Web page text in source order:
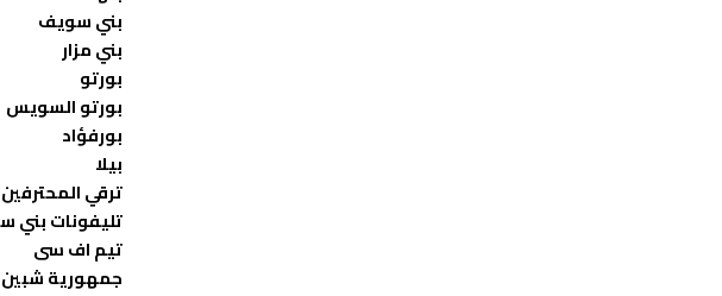
بني سويف
بني مزار
بورتو
بورتو السويس
بورفؤاد
بيلا
ترقي المحترفين
تليفونات بني
تيم اف سى
جمهورية شبين